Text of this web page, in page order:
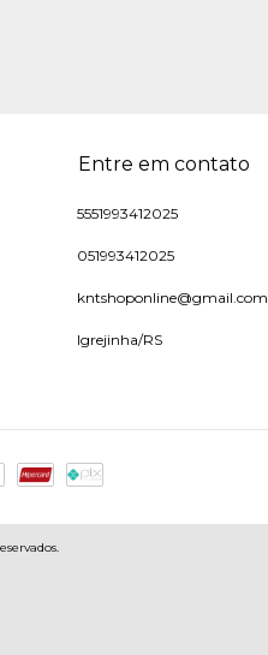
Entre em contato
5551993412025
051993412025
kntshoponline@gmail.com
Igrejinha/RS